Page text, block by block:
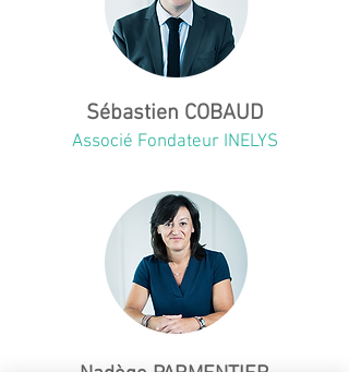
Sébastien COBAUD
Associé Fondateur INELYS
Nadège PARMENTIER